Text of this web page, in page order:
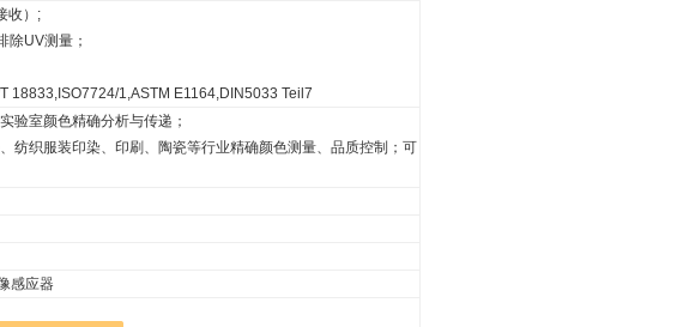
收）;
除UV测量；
18833,ISO7724/1,ASTM E1164,DIN5033 Teil7
验室颜色精确分析与传递；
纺织服装印染、印刷、陶瓷等行业精确颜色测量、品质控制；可
感应器